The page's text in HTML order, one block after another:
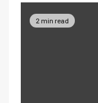
2 min read